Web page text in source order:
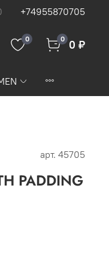
+74955870705
0 0 0 ₽
арт. 45705
PADDING